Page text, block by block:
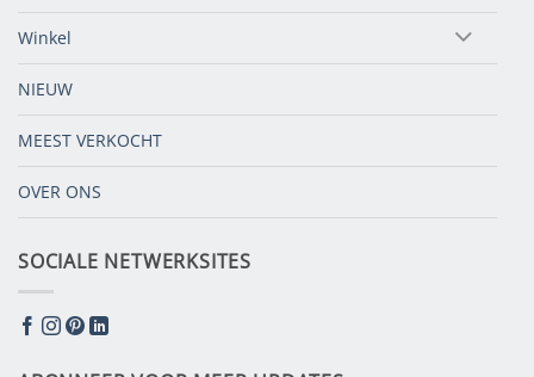
Winkel
NIEUW
MEEST VERKOCHT
OVER ONS
SOCIALE NETWERKSITES